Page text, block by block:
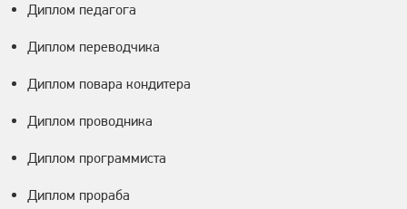
Диплом педагога
Диплом переводчика
Диплом повара кондитера
Диплом проводника
Диплом программиста
Диплом прораба